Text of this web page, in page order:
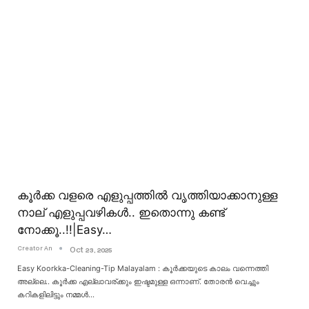
കൂർക്ക വളരെ എളുപ്പത്തിൽ വൃത്തിയാക്കാനുള്ള
നാല് എളുപ്പവഴികൾ.. ഇതൊന്നു കണ്ട്
നോക്കൂ..!!|Easy…
Creator An Oct 23, 2025
Easy Koorkka-Cleaning-Tip Malayalam : കൂർക്കയുടെ കാലം വന്നെത്തി
അല്ലെ.. കൂർക്ക എല്ലാവര്ക്കും ഇഷ്ടമുള്ള ഒന്നാണ്. തോരൻ വെച്ചും
കറികളിലിട്ടും നമ്മൾ…